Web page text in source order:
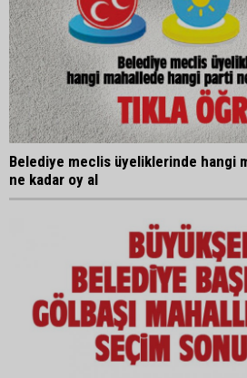
Belediye meclis üyeliklerinde hangi
ne kadar oy al